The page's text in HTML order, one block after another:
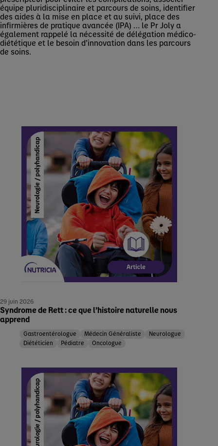
équipe pluridisciplinaire et parcours de soins, identifier
des aides à la mise en place et au suivi, place des
infirmières de pratique avancée (IPA) … le Pr Joly a
également rappelé la nécessité de délégation médico-
diététique et le besoin d’innovation dans les parcours
de soins.
29 juin 2026
Syndrome de Rett : ce que l’histoire naturelle nous
apprend
Gastroentérologue Médecin Généraliste
Neurologue
Diététicien
Pédiatre Oncologue